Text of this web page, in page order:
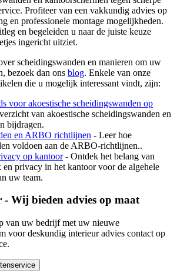
Profiteer van een vakkundig advies op
en professionele montage mogelijkheden.
en begeleiden u naar de juiste keuze
ingericht uitziet.
scheidingswanden en manieren om uw
bezoek dan ons blog. Enkele van onze
die u mogelijk interessant vindt, zijn:
voor akoestische scheidingswanden op
van akoestische scheidingswanden en
bijdragen.
en ARBO richtlijnen - Leer hoe
voldoen aan de ARBO-richtlijnen..
op kantoor- Ontdek het belang van
en privacy in het kantoor voor de algehele
uw team.
Wij bieden advies op maat
van uw bedrijf met uw nieuwe
voor deskundig interieur advies contact op